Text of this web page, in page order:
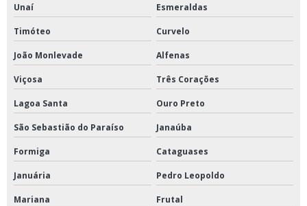
Unaí Esmeraldas
Timóteo Curvelo
João Monlevade Alfenas
Viçosa Três Corações
Lagoa Santa Ouro Preto
São Sebastião do Paraíso Janaúba
Formiga Cataguases
Januária Pedro Leopoldo
Mariana Frutal